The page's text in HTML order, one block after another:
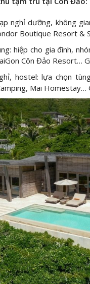
nghỉ dưỡng, không
Boutique Resort
hiệp cho gia đình,
Côn Đảo Resort…
hostel: lựa chọn
Mai